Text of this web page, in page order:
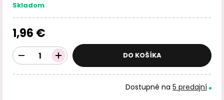
Skladom
1,96 €
DO KOŠÍKA
Dostupné na 5 predajní